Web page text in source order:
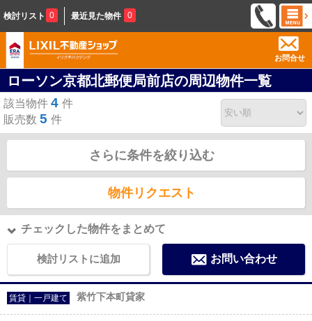
検討リスト 0 最近見た物件 0
お問合せ
ローソン京都北郵便局前店の周辺物件一覧
該当物件 4 件
販売数 5 件
さらに条件を絞り込む
物件リクエスト
チェックした物件をまとめて
検討リストに追加 お問い合わせ
賃貸｜一戸建て 紫竹下本町貸家